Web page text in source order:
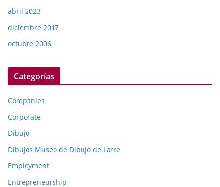
abril 2023
diciembre 2017
octubre 2006
Categorías
Companies
Corporate
Dibujo
Dibujos Museo de Dibujo de Larre
Employment
Entrepreneurship